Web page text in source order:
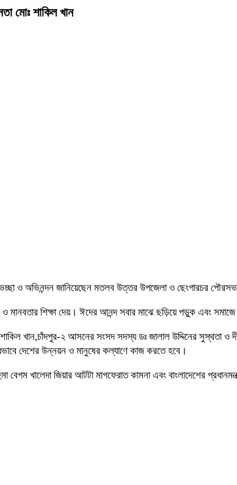
মোঃ শাকিল খান
ও অভিনন্দন জানিয়েছেন মতলব উত্তর উপজেলা ও ছেংগারচর
ও মানবতার শিক্ষা দেয়। ঈদের আনন্দ সবার মাঝে ছড়িয়ে পড়ুক এবং
২ আসনের সংসদ সদস্য ডঃ জালাল উদ্দিনের সুস্থতা ও
দেশের উন্নয়ন ও মানুষের কল্যাণে কাজ করতে হবে।
বেগম খালেদা জিয়ার আটটা মাগফেরাত কামনা এবং বাংলাদেশের